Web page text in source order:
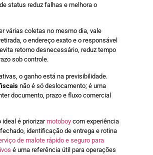
status reduz falhas e melhora o
várias coletas no mesmo dia, vale
o endereço exato e o responsável
retorno desnecessário, reduz tempo
sob controle.
o ganho está na previsibilidade.
não é só deslocamento; é uma
documento, prazo e fluxo comercial
ideal é priorizarmotoboy com experiência
identificação de entrega e rotina
de malote rápido e seguro para
é uma referência útil para operações